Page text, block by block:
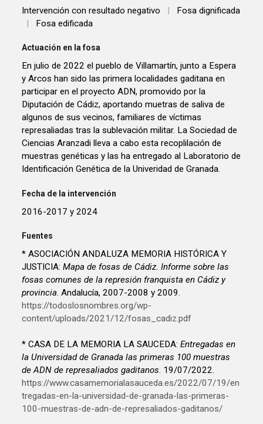
Intervención con resultado negativo |
Fosa dignificada
|
Fosa edificada
Actuación en la fosa
En julio de 2022 el pueblo de Villamartín, junto a Espera
y Arcos han sido las primera localidades gaditana en
participar en el proyecto ADN, promovido por la
Diputación de Cádiz, aportando muetras de saliva de
algunos de sus vecinos, familiares de víctimas
represaliadas tras la sublevación militar. La Sociedad de
Ciencias Aranzadi lleva a cabo esta recoplilación de
muestras genéticas y las ha entregado al Laboratorio de
Identificación Genética de la Univeridad de Granada.
Fecha de la intervención
2016-2017 y 2024
Fuentes
* ASOCIACIÓN ANDALUZA MEMORIA HISTÓRICA Y
JUSTICIA:Mapa de fosas de Cádiz. Informe sobre las
fosas comunes de la represión franquista en Cádiz y
provincia. Andalucía, 2007-2008 y 2009.
https://todoslosnombres.org/wp-
content/uploads/2021/12/fosas_cadiz.pdf
* CASA DE LA MEMORIA LA SAUCEDA:Entregadas en
la Universidad de Granada las primeras 100 muestras
de ADN de represaliados gaditanos. 19/07/2022.
https://www.casamemorialasauceda.es/2022/07/19/en
tregadas-en-la-universidad-de-granada-las-primeras-
100-muestras-de-adn-de-represaliados-gaditanos/